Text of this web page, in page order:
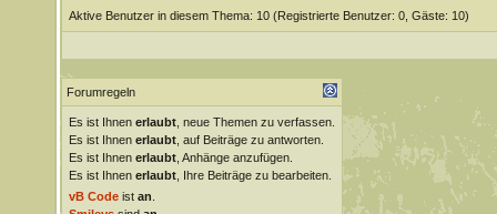
Aktive Benutzer in diesem Thema: 10 (Registrierte Benutzer: 0, Gäste: 10)
Forumregeln
Es ist Ihnen erlaubt, neue Themen zu verfassen.
Es ist Ihnen erlaubt, auf Beiträge zu antworten.
Es ist Ihnen erlaubt, Anhänge anzufügen.
Es ist Ihnen erlaubt, Ihre Beiträge zu bearbeiten.
vB Codeist an